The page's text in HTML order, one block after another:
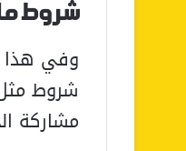
شروط
وفي هذا
شروط
مشاركة